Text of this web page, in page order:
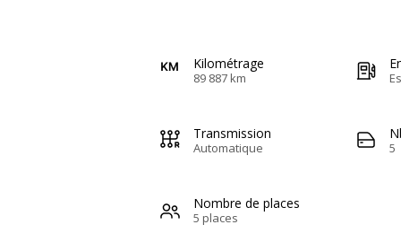
Kilométrage
89 887 km
Transmission
Automatique 5
Nombre de places
5 places